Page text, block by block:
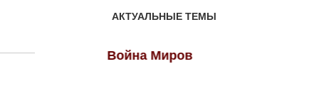
АКТУАЛЬНЫЕ ТЕМЫ
Война Миров